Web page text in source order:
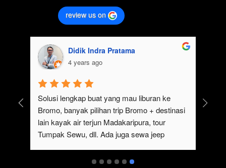
review us on
cocok untuk
ada juga
Didik Indra Pratama
Solusi lengkap buat yang mau liburan ke
Bromo, banyak pilihan trip Bromo +
lain kayak air terjun Madakaripura, tour
Tumpak Sewu, dll. Ada juga sewa jeep